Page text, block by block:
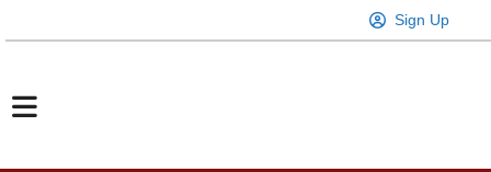
Sign Up